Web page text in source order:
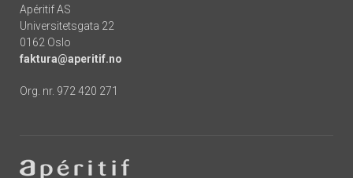
Apéritif AS
Universitetsgata 22
0162 Oslo
faktura@aperitif.no
Org. nr. 972 420 271